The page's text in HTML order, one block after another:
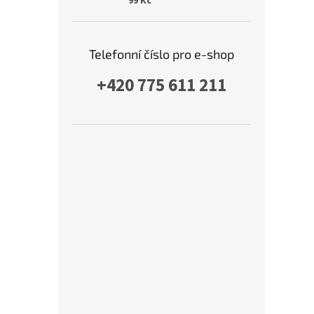
Telefonní číslo pro e-shop
+420 775 611 211